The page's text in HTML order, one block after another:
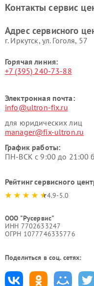
Контакты сервис
Адрес сервисного
г. Иркутск, ул. ​Гоголя, 57
Горячая линия:
+7 (395) 240-73-88
Электронная почта:
info@ultron-fix.ru
для юридических лиц
manager@fix-ultron.ru
График работы:
ПН-ВСК с 9:00 до 21:00
Рейтинг сервисного
4.9-5.0
ООО "Русервис"
ИНН 7702633247
ОГРН 1077746335776
Поделиться в соц. сетях: